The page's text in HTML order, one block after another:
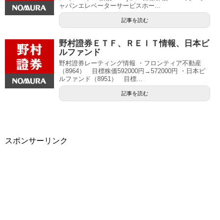
ャパンエレベーターサービスホー...
記事を読む
野村證券ＥＴＦ、ＲＥＩＴ情報、日本ビ
ルファンド
野村證券レーティング情報 ・フロンティア不動産
（8964） 目標株価592000円→572000円 ・日本ビ
ルファンド（8951） 目標...
記事を読む
スポンサーリンク